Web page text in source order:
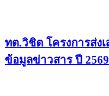
ทต.วิชิต โครงการส่ง
ข้อมูลข่าวสาร ปี 2569